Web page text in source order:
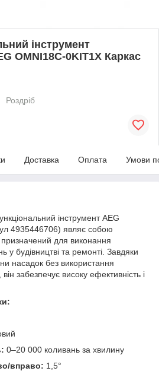
інструмент
OMNI18C-0KIT1X Каркас
Роздріб
Доставка Оплата Умови
інструмент AEG
4935446706) являє собою
призначений для виконання
у будівництві та ремонті. Завдяки
насадок без використання
забезпечує високу ефективність і
0–20 000 коливань за хвилину
вправо: 1,5°